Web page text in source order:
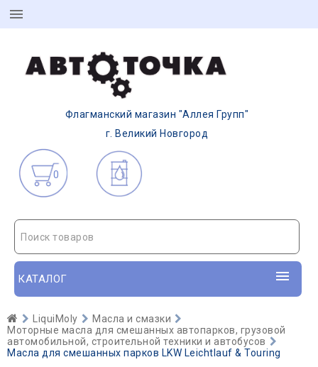
Флагманский магазин "Аллея Групп"
г. Великий Новгород
0
Поиск товаров
КАТАЛОГ
LiquiMoly
Масла и смазки
Моторные масла для смешанных автопарков, грузовой
автомобильной, строительной техники и автобусов
Масла для смешанных парков LKW Leichtlauf & Touring